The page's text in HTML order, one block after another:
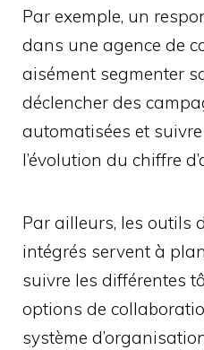
Par exemple, un
dans une agence de
aisément segmenter
déclencher des
automatisées et
l’évolution du chiffre
Par ailleurs, les outils
intégrés servent à
suivre les différentes
options de
système